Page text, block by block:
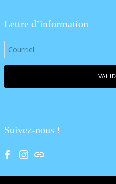
Lettre d’information
Suivez-nous !
Facebook
Instagram
Tik Tok